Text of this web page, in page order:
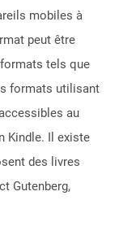
mobiles à
peut être
tels que
formats utilisant
au
Kindle. Il existe
des livres
Gutenberg,